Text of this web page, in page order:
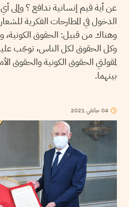
عن أية قيم إنسانية ندافع ؟ وإلى
الدخول في المطارحات الفكرية
وهناك من قبيل: الحقوق الكونية،
وكل الحقوق لكل الناس، توجّب
لمقولتي الحقوق الكونية والحقوق
بينهما.
04جانفي2021